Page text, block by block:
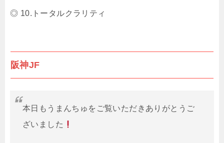
◎ 10.トータルクラリティ
阪神JF
本日もうまんちゅをご覧いただきありがとうご
ざいました